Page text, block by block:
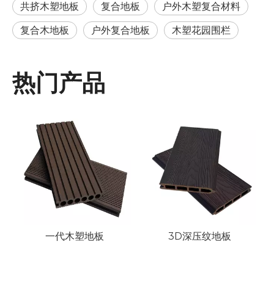
共挤木塑地板 复合地板 户外木塑复合材料
复合木地板 户外复合地板 木塑花园围栏
热门产品
3D深压纹地板
3D深木纹户外地板